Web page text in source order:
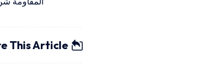
This Article